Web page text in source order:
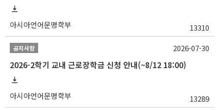
아시아언어문명학부 13310
공지사항
2026-2학기 교내 근로장학금 신청 안내(~8/12 18:00)
아시아언어문명학부 13289
2026-07-30